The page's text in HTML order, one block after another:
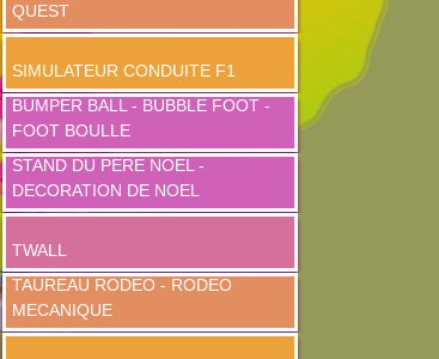
QUEST
SIMULATEUR CONDUITE F1
BUMPER BALL - BUBBLE FOOT -
FOOT BOULLE
STAND DU PERE NOEL -
DECORATION DE NOEL
TWALL
TAUREAU RODEO - RODEO
MECANIQUE